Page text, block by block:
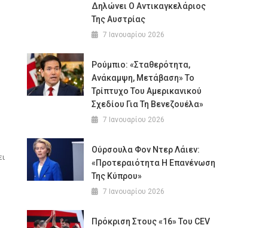
Δηλώνει Ο Αντικαγκελάριος
Της Αυστρίας
7 Ιανουαρίου 2026
Ρούμπιο: «Σταθερότητα,
Ανάκαμψη, Μετάβαση» Το
Τρίπτυχο Του Αμερικανικού
Σχεδίου Για Τη Βενεζουέλα»
7 Ιανουαρίου 2026
Ούρσουλα Φον Ντερ Λάιεν:
«Προτεραιότητα Η Επανένωση
Της Κύπρου»
7 Ιανουαρίου 2026
Πρόκριση Στους «16» Του CEV